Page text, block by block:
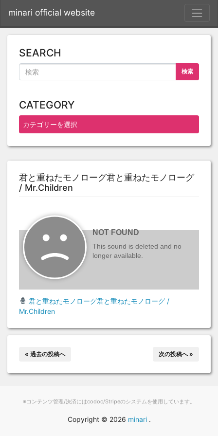
minari official website
君と重ねたモノローグ君と重ねたモノローグ
/ Mr.Children
君と重ねたモノローグ君と重ねたモノローグ /
Mr.Children
« 過去の投稿へ 次の投稿へ »
SEARCH
検索
CATEGORY
※コンテンツ管理/決済にはcodoc/Stripeのシステムを使用しています。
Copyright © 2026 minari.